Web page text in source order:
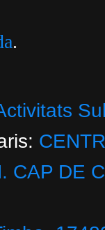
.
CAP DE